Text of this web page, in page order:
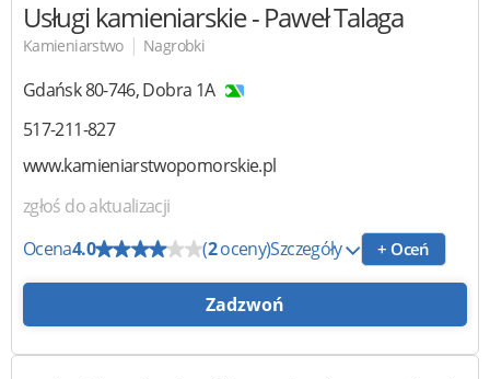
Usługi kamieniarskie- Paweł Talaga
Kamieniarstwo | Nagrobki
Gdańsk80-746,Dobra 1A
517-211-827
www.kamieniarstwopomorskie.pl
zgłoś do aktualizacji
Ocena4.0 (2oceny)Szczegóły + Oceń
Zadzwoń